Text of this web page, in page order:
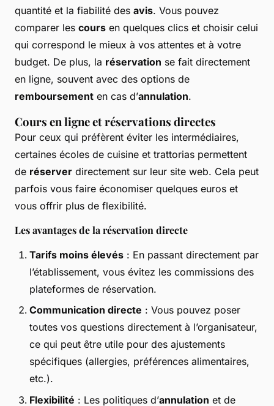
quantité et la fiabilité des avis. Vous pouvez
comparer les cours en quelques clics et choisir celui
qui correspond le mieux à vos attentes et à votre
budget. De plus, la réservation se fait directement
en ligne, souvent avec des options de
remboursement en cas d’annulation.
Cours en ligne et réservations directes
Pour ceux qui préfèrent éviter les intermédiaires,
certaines écoles de cuisine et trattorias permettent
de réserver directement sur leur site web. Cela peut
parfois vous faire économiser quelques euros et
vous offrir plus de flexibilité.
Les avantages de la réservation directe
Tarifs moins élevés : En passant directement par
l’établissement, vous évitez les commissions des
plateformes de réservation.
Communication directe : Vous pouvez poser
toutes vos questions directement à l’organisateur,
ce qui peut être utile pour des ajustements
spécifiques (allergies, préférences alimentaires,
etc.).
Flexibilité : Les politiques d’annulation et de